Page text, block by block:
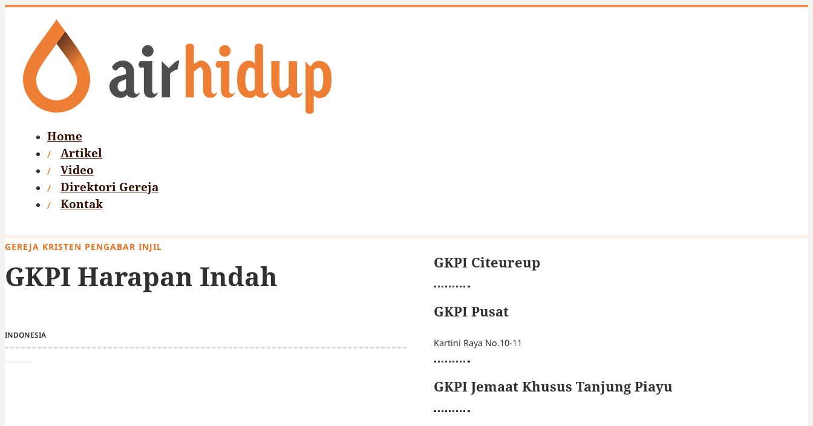
Home
Artikel
Video
Direktori Gereja
Kontak
GEREJA KRISTEN PENGABAR INJIL
GKPI Harapan Indah
INDONESIA
GKPI Citeureup
GKPI Pusat
Kartini Raya No.10-11
GKPI Jemaat Khusus Tanjung Piayu